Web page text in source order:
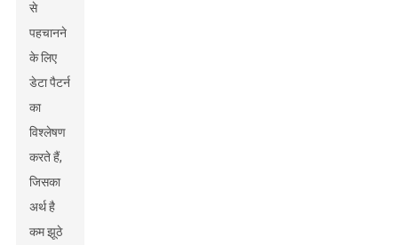
से
पहचानने
के लिए
डेटा पैटर्न
का
विश्लेषण
करते हैं,
जिसका
अर्थ है
कम झूठे